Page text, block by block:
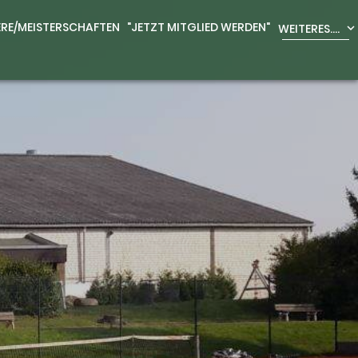
MEISTERSCHAFTEN "JETZT MITGLIED WERDEN" WEITERES.... expand_more